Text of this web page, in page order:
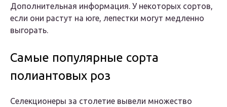
Дополнительная информация. У некоторых сортов,
если они растут на юге, лепестки могут медленно
выгорать.
Самые популярные сорта
полиантовых роз
Селекционеры за столетие вывели множество